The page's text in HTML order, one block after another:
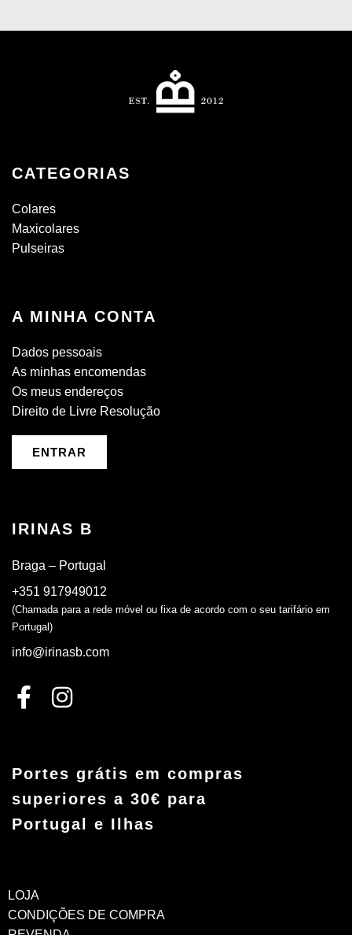
CATEGORIAS
Colares
Maxicolares
Pulseiras
A MINHA CONTA
Dados pessoais
As minhas encomendas
Os meus endereços
Direito de Livre Resolução
ENTRAR
IRINAS B
Braga – Portugal
+351 917949012
(Chamada para a rede móvel ou fixa de acordo com o seu tarifário em
Portugal)
info@irinasb.com
Portes grátis em compras
superiores a 30€ para
Portugal e Ilhas
LOJA
CONDIÇÕES DE COMPRA